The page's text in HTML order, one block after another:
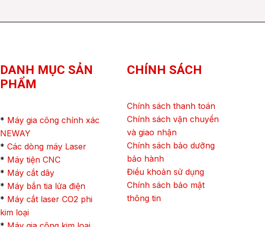
DANH MỤC SẢN
PHẨM
* Máy gia công chính xác
NEWAY
* Các dòng máy Laser
* Máy tiện CNC
* Máy cắt dây
* Máy bắn tia lửa điện
* Máy cắt laser CO2 phi
kim loại
CHÍNH SÁCH
Chính sách thanh toán
Chính sách vận chuyển
và giao nhận
Chính sách bảo dưỡng
bảo hành
Điều khoản sử dụng
Chính sách bảo mật
thông tin